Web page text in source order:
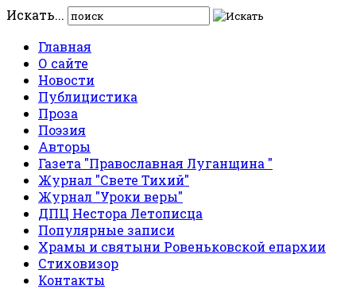
Искать...
Главная
О сайте
Новости
Публицистика
Проза
Поэзия
Авторы
Газета "Православная Луганщина "
Журнал "Свете Тихий"
Журнал "Уроки веры"
ДПЦ Нестора Летописца
Популярные записи
Храмы и святыни Ровеньковской епархии
Стиховизор
Контакты